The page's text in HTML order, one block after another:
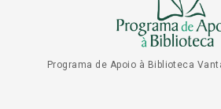
Programa de Apoio à Biblioteca